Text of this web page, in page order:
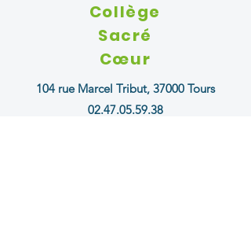
Une belle journée au Festival
des Jardins de Chaumont-sur-
Loire pour clôturer l’année !
Collège
Sacré
Cœur
104 rue Marcel Tribut, 37000 Tours
02.47.05.59.38